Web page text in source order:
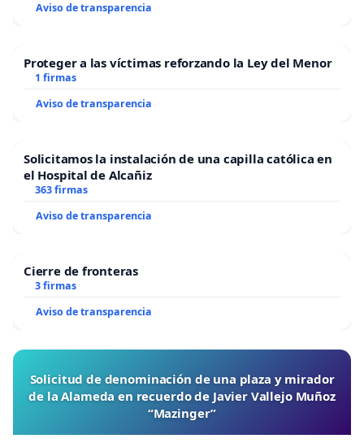
Aviso de transparencia
Proteger a las víctimas reforzando la Ley del Menor
1 firmas
Aviso de transparencia
Solicitamos la instalación de una capilla católica en
el Hospital de Alcañiz
363 firmas
Aviso de transparencia
Cierre de fronteras
3 firmas
Aviso de transparencia
Solicitud de denominación de una plaza y mirador
de la Alameda en recuerdo de Javier Vallejo Muñoz
“Mazinger”